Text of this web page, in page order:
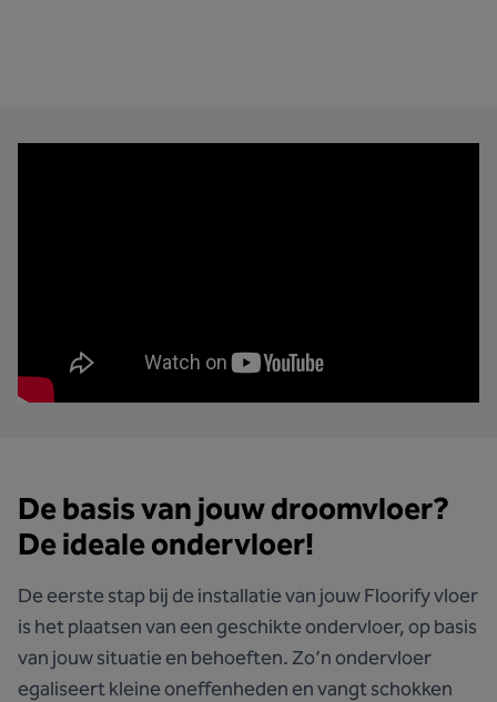
De basis van jouw droomvloer?
De ideale ondervloer!
De eerste stap bij de installatie van jouw Floorify vloer
is het plaatsen van een geschikte ondervloer, op basis
van jouw situatie en behoeften. Zo’n ondervloer
egaliseert kleine oneffenheden en vangt schokken